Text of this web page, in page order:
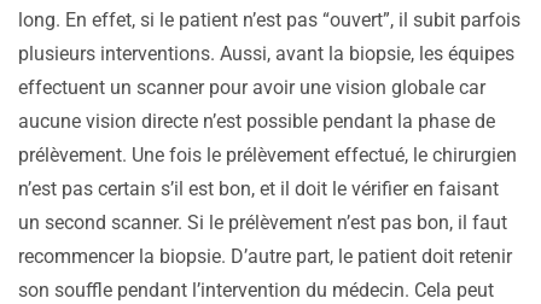
long. En effet, si le patient n’est pas “ouvert”, il subit parfois
plusieurs interventions. Aussi, avant la biopsie, les équipes
effectuent un scanner pour avoir une vision globale car
aucune vision directe n’est possible pendant la phase de
prélèvement. Une fois le prélèvement effectué, le chirurgien
n’est pas certain s’il est bon, et il doit le vérifier en faisant
un second scanner. Si le prélèvement n’est pas bon, il faut
recommencer la biopsie. D’autre part, le patient doit retenir
son souffle pendant l’intervention du médecin. Cela peut